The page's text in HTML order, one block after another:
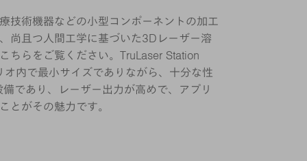
技術機器などの小型コンポーネントの加工
尚且つ人間工学に基づいた3Dレーザー溶
ちらをご覧ください。TruLaser Station
内で最小サイズでありながら、十分な性
であり、レーザー出力が高めで、アプリ
とがその魅力です。